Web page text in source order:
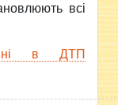
всі
в ДТП